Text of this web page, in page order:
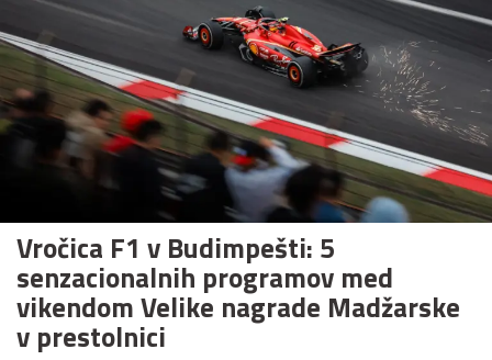
Vročica F1 v Budimpešti: 5
senzacionalnih programov med
vikendom Velike nagrade Madžarske
v prestolnici